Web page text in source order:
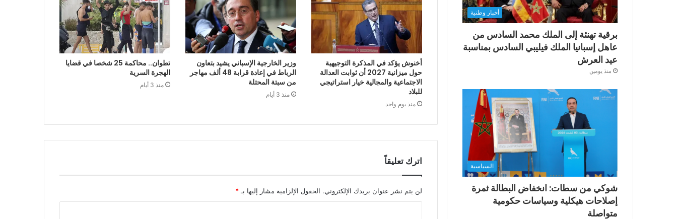
أخنوش يؤكد في المذكرة التوجيهية
حول ميزانية 2027 أن ثوابت العدالة
الاجتماعية والمجالية خيار استراتيجي
للبلاد
منذ يوم واحد
وزير الخارجية الإسباني يشيد بتعاون
الرباط في إعادة قرابة 48 ألف مهاجر
من سبتة المحتلة
منذ 3 أيام
تطوان.. محاكمة 25 شخصا في قضايا
الهجرة السرية
منذ 3 أيام
اترك تعليقاً
لن يتم نشر عنوان بريدك الإلكتروني. الحقول الإلزامية مشار إليها بـ*
أخبار وطنية
برقية تهنئة إلى الملك محمد السادس من
عاهل إسبانيا الملك فيليبي السادس بمناسبة
عيد العرش
منذ يومين
السياسية
شوكي من سطات: انخفاض البطالة ثمرة
إصلاحات هيكلية وسياسات حكومية
متواصلة